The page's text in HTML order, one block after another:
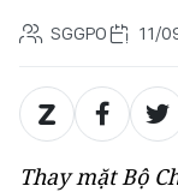
SGGPO 11/
Thay mặt Bộ